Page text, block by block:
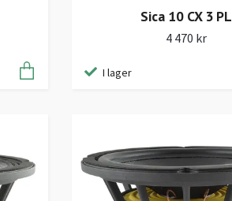
Sica 10 CX 3 PL
4 470 kr
I lager